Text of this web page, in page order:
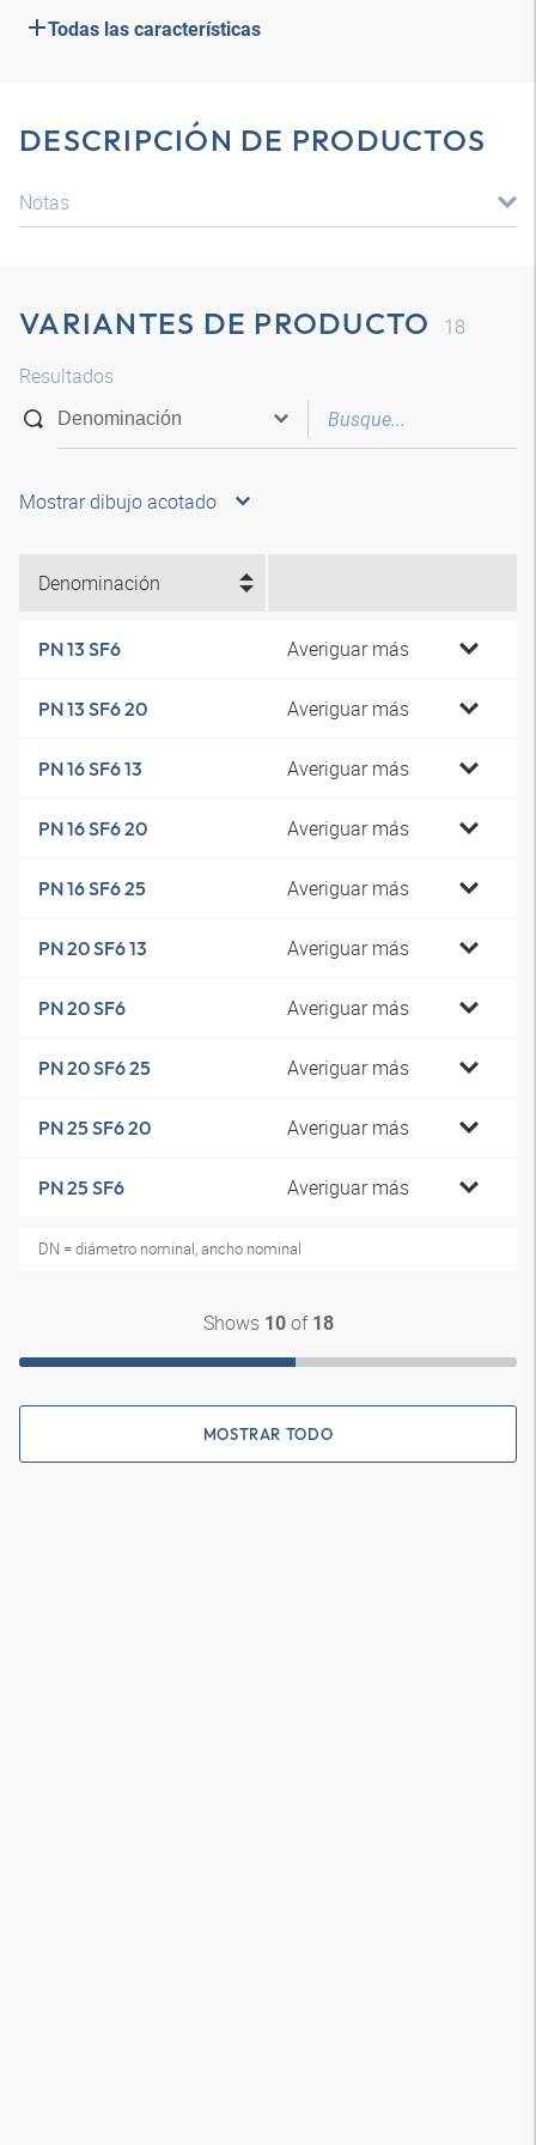
Todas las características
DESCRIPCIÓN DE PRODUCTOS
Notas
VARIANTES DE PRODUCTO
18
Resultados
Mostrar dibujo acotado
Denominación
PN 13 SF6 Averiguar más
PN 13 SF6 20 Averiguar más
PN 16 SF6 13 Averiguar más
PN 16 SF6 20 Averiguar más
PN 16 SF6 25 Averiguar más
PN 20 SF6 13 Averiguar más
PN 20 SF6 Averiguar más
PN 20 SF6 25 Averiguar más
PN 25 SF6 20 Averiguar más
PN 25 SF6 Averiguar más
DN = diámetro nominal, ancho nominal
Shows 10of 18
MOSTRAR TODO